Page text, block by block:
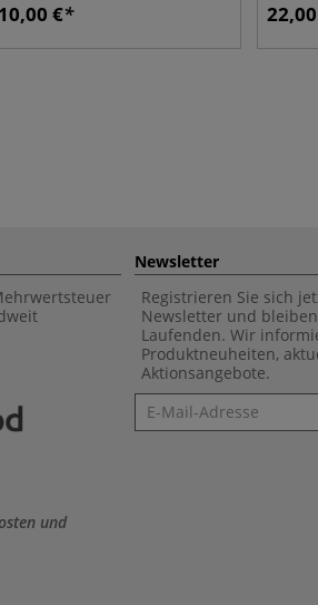
10,00 €
und
Newsletter
Registrieren Sie sich
Newsletter und
Laufenden. Wir
Produktneuheiten,
Aktionsangebote.
Newsletter